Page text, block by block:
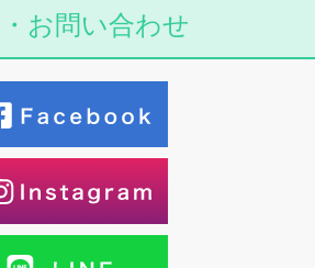
お問い合わせ